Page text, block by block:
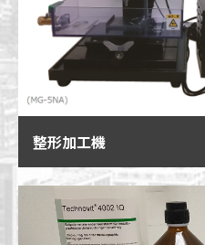
整形加工機